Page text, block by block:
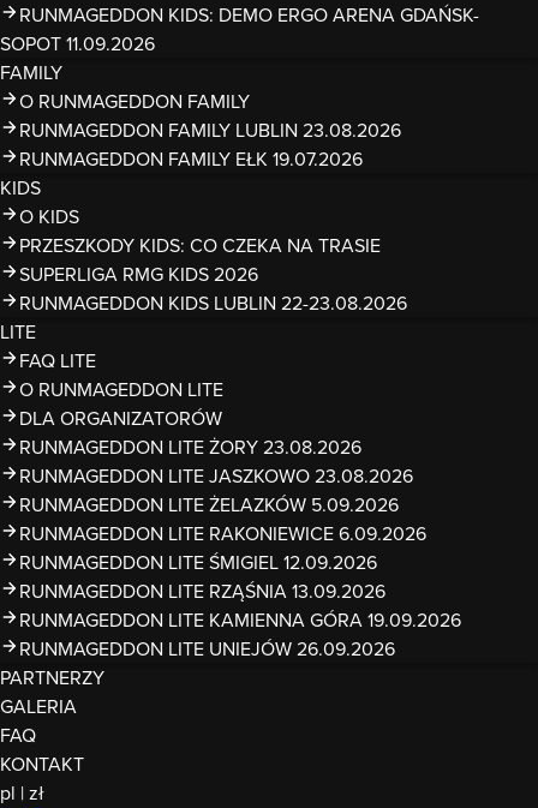
RUNMAGEDDON KIDS: DEMO ERGO ARENA GDAŃSK-
SOPOT 11.09.2026
FAMILY
O RUNMAGEDDON FAMILY
RUNMAGEDDON FAMILY LUBLIN 23.08.2026
RUNMAGEDDON FAMILY EŁK 19.07.2026
KIDS
O KIDS
PRZESZKODY KIDS: CO CZEKA NA TRASIE
SUPERLIGA RMG KIDS 2026
RUNMAGEDDON KIDS LUBLIN 22-23.08.2026
LITE
FAQ LITE
O RUNMAGEDDON LITE
DLA ORGANIZATORÓW
RUNMAGEDDON LITE ŻORY 23.08.2026
RUNMAGEDDON LITE JASZKOWO 23.08.2026
RUNMAGEDDON LITE ŻELAZKÓW 5.09.2026
RUNMAGEDDON LITE RAKONIEWICE 6.09.2026
RUNMAGEDDON LITE ŚMIGIEL 12.09.2026
RUNMAGEDDON LITE RZĄŚNIA 13.09.2026
RUNMAGEDDON LITE KAMIENNA GÓRA 19.09.2026
RUNMAGEDDON LITE UNIEJÓW 26.09.2026
PARTNERZY
GALERIA
FAQ
KONTAKT
pl |zł